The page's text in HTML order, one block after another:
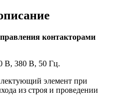
контакторами
В, 380 В, 50 Гц.
элемент при
из строя и проведении